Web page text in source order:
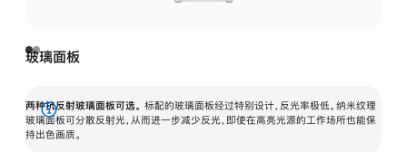
玻璃面板
两种抗反射玻璃面板可选。 标配的玻璃面板经过特别设计，反光率极低。纳米纹理
玻璃面板可分散反射光，从而进一步减少反光，即使在高亮光源的工作场所也能保
持出色画质。
展
开